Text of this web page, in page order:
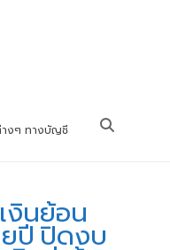
งๆ ทางบัญชี
งินย้อน
ปี ปิดงบ